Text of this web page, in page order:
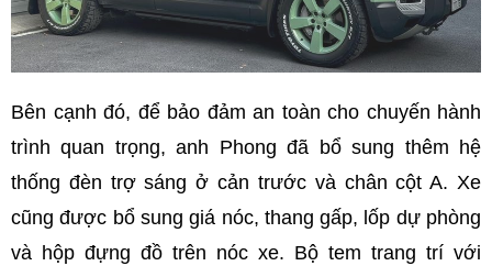
Bên cạnh đó, để bảo đảm an toàn cho chuyến hành
trình quan trọng, anh Phong đã bổ sung thêm hệ
thống đèn trợ sáng ở cản trước và chân cột A. Xe
cũng được bổ sung giá nóc, thang gấp, lốp dự phòng
và hộp đựng đồ trên nóc xe. Bộ tem trang trí với